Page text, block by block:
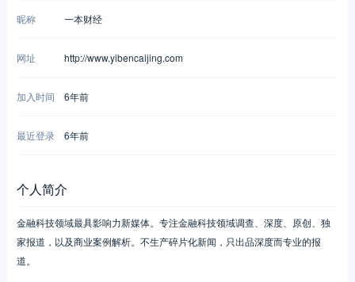
昵称 一本财经
网址 http://www.yibencaijing.com
加入时间 6年前
最近登录 6年前
个人简介
金融科技领域最具影响力新媒体。专注金融科技领域调查、深度、原创、独
家报道，以及商业案例解析。不生产碎片化新闻，只出品深度而专业的报
道。